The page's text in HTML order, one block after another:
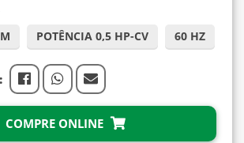
POTÊNCIA 0,5 HP-CV 60 HZ
COMPRE ONLINE